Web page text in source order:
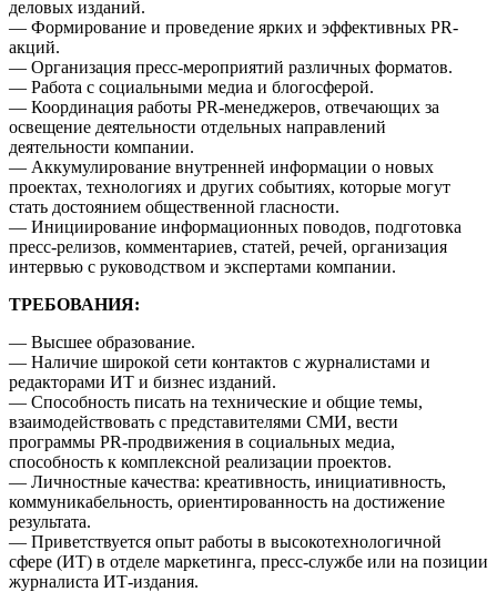
деловых изданий.
— Формирование и проведение ярких и эффективных PR-
акций.
— Организация пресс-мероприятий различных форматов.
— Работа с социальными медиа и блогосферой.
— Координация работы PR-менеджеров, отвечающих за
освещение деятельности отдельных направлений
деятельности компании.
— Аккумулирование внутренней информации о новых
проектах, технологиях и других событиях, которые могут
стать достоянием общественной гласности.
— Инициирование информационных поводов, подготовка
пресс-релизов, комментариев, статей, речей, организация
интервью с руководством и экспертами компании.
ТРЕБОВАНИЯ:
— Высшее образование.
— Наличие широкой сети контактов с журналистами и
редакторами ИТ и бизнес изданий.
— Способность писать на технические и общие темы,
взаимодействовать с представителями СМИ, вести
программы PR-продвижения в социальных медиа,
способность к комплексной реализации проектов.
— Личностные качества: креативность, инициативность,
коммуникабельность, ориентированность на достижение
результата.
— Приветствуется опыт работы в высокотехнологичной
сфере (ИТ) в отделе маркетинга, пресс-службе или на позиции
журналиста ИТ-издания.